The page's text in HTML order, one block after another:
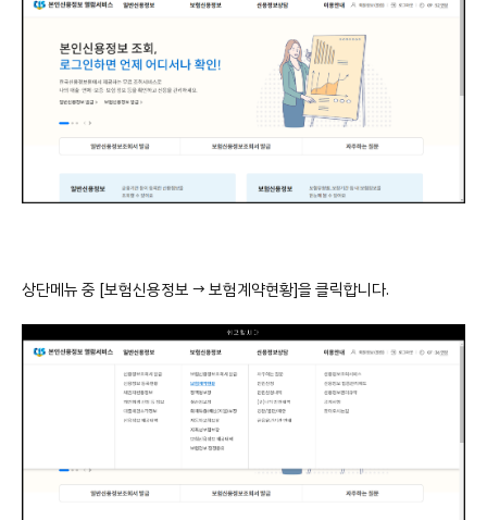
상단메뉴 중 [보험신용정보 → 보험계약현황]을 클릭합니다.